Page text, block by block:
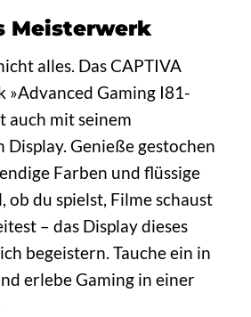
Meisterwerk
alles. Das CAPTIVA
»Advanced Gaming I81-
auch mit seinem
Genieße gestochen
Farben und flüssige
ob du spielst, Filme schaust
– das Display dieses
begeistern. Tauche ein in
erlebe Gaming in einer